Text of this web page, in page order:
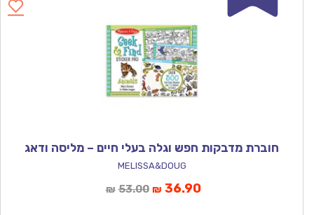
חוברת מדבקות חפש וגלה בעלי חיים – מליסה ודאג
MELISSA&DOUG
₪ 53.00המחיר
₪ 36.90המחיר